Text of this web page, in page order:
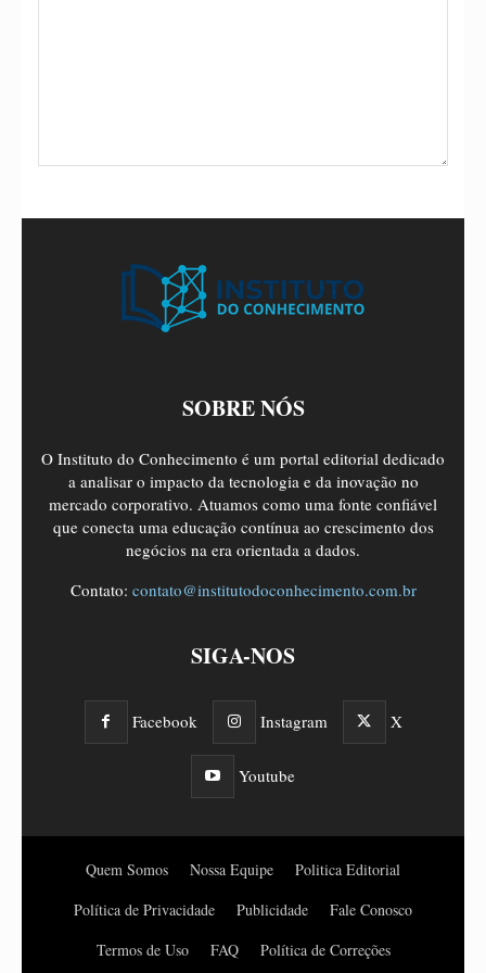
SOBRE NÓS
O Instituto do Conhecimento é um portal editorial dedicado
a analisar o impacto da tecnologia e da inovação no
mercado corporativo. Atuamos como uma fonte confiável
que conecta uma educação contínua ao crescimento dos
negócios na era orientada a dados.
Contato: contato@institutodoconhecimento.com.br
SIGA-NOS
Facebook Instagram X
Youtube
Quem Somos Nossa Equipe
Politica Editorial
Política de Privacidade
Publicidade
Fale Conosco
Termos de Uso
FAQ Política de Correções